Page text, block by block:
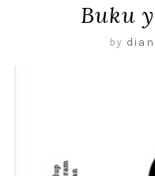
Buku
by